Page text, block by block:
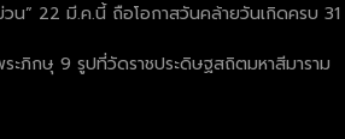
” 22 มี.ค.นี้ ถือโอกาสวันคล้ายวันเกิดครบ 31
ะภิกษุ 9 รูปที่วัดราชประดิษฐสถิตมหาสีมาราม